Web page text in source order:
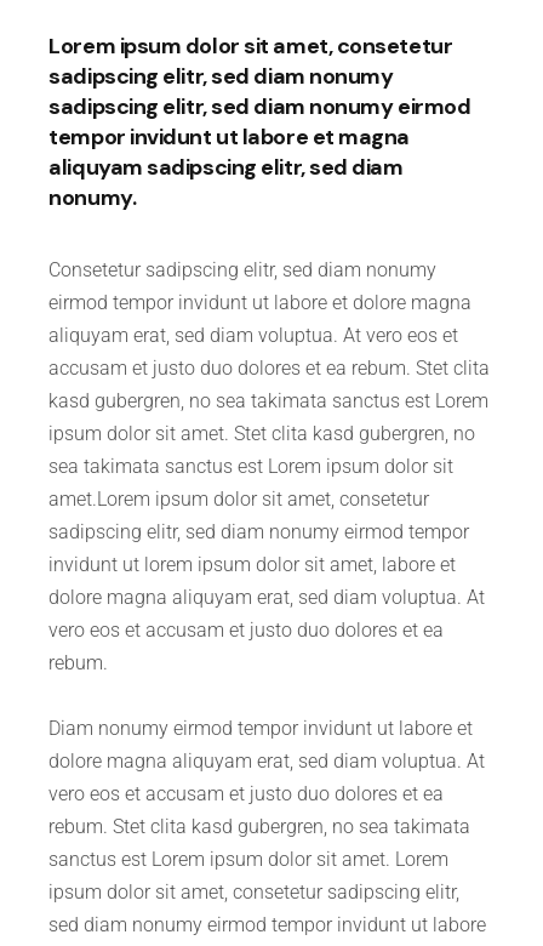
Lorem ipsum dolor sit amet, consetetur
sadipscing elitr, sed diam nonumy
sadipscing elitr, sed diam nonumy eirmod
tempor invidunt ut labore et magna
aliquyam sadipscing elitr, sed diam
nonumy.
Consetetur sadipscing elitr, sed diam nonumy
eirmod tempor invidunt ut labore et dolore magna
aliquyam erat, sed diam voluptua. At vero eos et
accusam et justo duo dolores et ea rebum. Stet clita
kasd gubergren, no sea takimata sanctus est Lorem
ipsum dolor sit amet. Stet clita kasd gubergren, no
sea takimata sanctus est Lorem ipsum dolor sit
amet.Lorem ipsum dolor sit amet, consetetur
sadipscing elitr, sed diam nonumy eirmod tempor
invidunt ut lorem ipsum dolor sit amet, labore et
dolore magna aliquyam erat, sed diam voluptua. At
vero eos et accusam et justo duo dolores et ea
rebum.
Diam nonumy eirmod tempor invidunt ut labore et
dolore magna aliquyam erat, sed diam voluptua. At
vero eos et accusam et justo duo dolores et ea
rebum. Stet clita kasd gubergren, no sea takimata
sanctus est Lorem ipsum dolor sit amet. Lorem
ipsum dolor sit amet, consetetur sadipscing elitr,
sed diam nonumy eirmod tempor invidunt ut labore